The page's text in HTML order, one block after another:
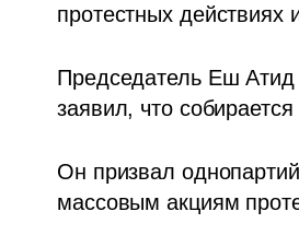
протестных действиях
Председатель Еш
заявил, что
Он призвал
массовым акциям